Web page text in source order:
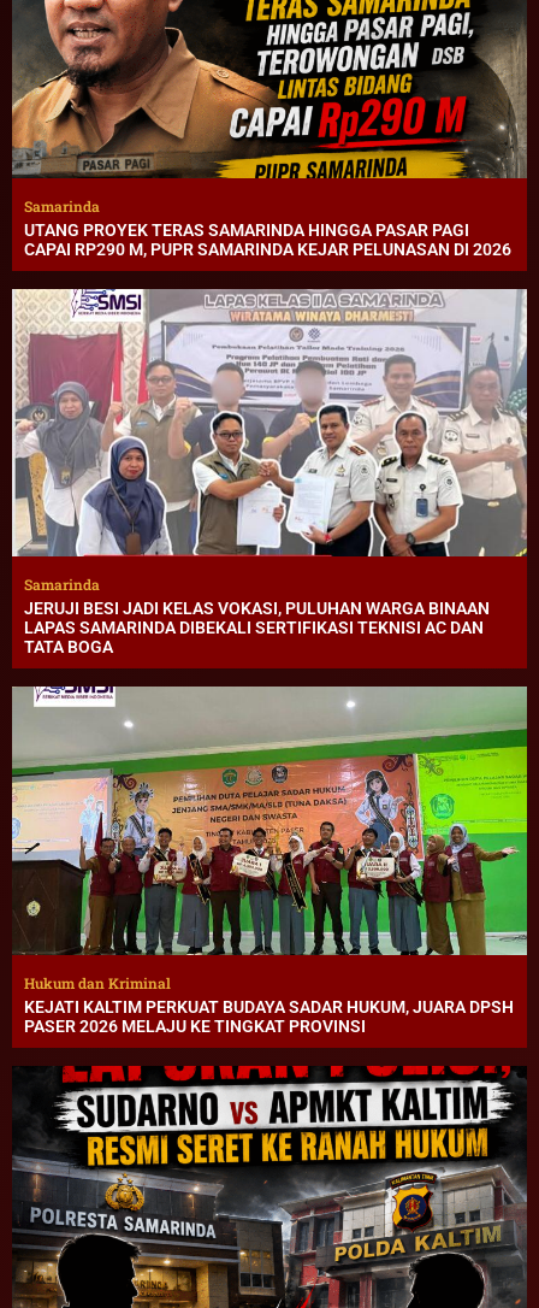
Samarinda
UTANG PROYEK TERAS SAMARINDA HINGGA PASAR PAGI
CAPAI RP290 M, PUPR SAMARINDA KEJAR PELUNASAN DI 2026
Samarinda
JERUJI BESI JADI KELAS VOKASI, PULUHAN WARGA BINAAN
LAPAS SAMARINDA DIBEKALI SERTIFIKASI TEKNISI AC DAN
TATA BOGA
Hukum dan Kriminal
KEJATI KALTIM PERKUAT BUDAYA SADAR HUKUM, JUARA DPSH
PASER 2026 MELAJU KE TINGKAT PROVINSI